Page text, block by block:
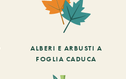
ALBERI E ARBUSTI A
FOGLIA CADUCA